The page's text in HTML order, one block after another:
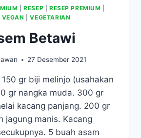
|RESEP RESEP PREMIUM
VEGAN |VEGETARIAN
Betawi
27 Desember 2021
gr biji melinjo (usahakan
gr nangka muda. 300 gr
kacang panjang. 200 gr
jagung manis. Kacang
5 buah asam